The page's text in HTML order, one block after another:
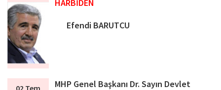
HARBİDEN
Efendi BARUTCU
02 Tem
MHP Genel Başkanı Dr. Sayın Devlet